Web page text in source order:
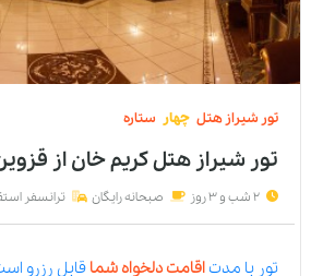
تور شیراز هتل چهار ستاره
تور شیراز هتل کریم خاناز
2 شب و 3 روز صبحانه رایگان ترانسفر
تور با مدتاقامت دلخواه شما قابل رزرو